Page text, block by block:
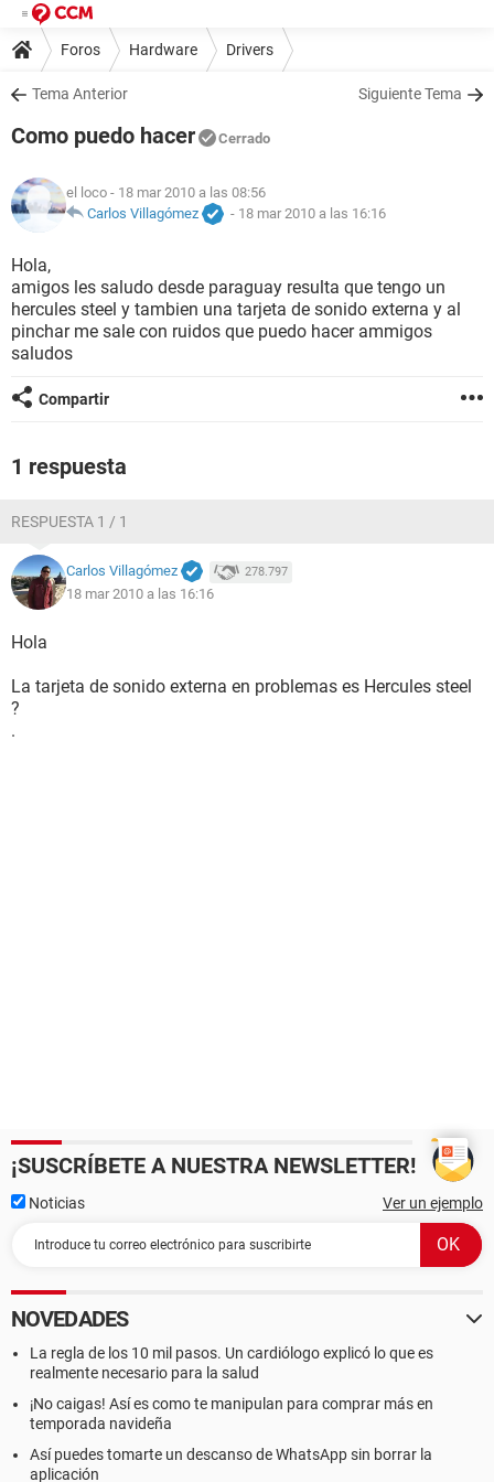
Foros Hardware Drivers
Tema Anterior Siguiente Tema
Como puedo hacer Cerrado
el loco - 18 mar 2010 a las 08:56
Carlos Villagómez
- 18 mar 2010 a las 16:16
Hola,
amigos les saludo desde paraguay resulta que tengo un
hercules steel y tambien una tarjeta de sonido externa y al
pinchar me sale con ruidos que puedo hacer ammigos
saludos
Compartir
1 respuesta
RESPUESTA 1 / 1
Carlos Villagómez 278.797
18 mar 2010 a las 16:16
Hola
La tarjeta de sonido externa en problemas es Hercules steel
?
.
¡SUSCRÍBETE A NUESTRA NEWSLETTER!
Noticias Ver un ejemplo
NOVEDADES
La regla de los 10 mil pasos. Un cardiólogo explicó lo que es
realmente necesario para la salud
¡No caigas! Así es como te manipulan para comprar más en
temporada navideña
Así puedes tomarte un descanso de WhatsApp sin borrar la
aplicación